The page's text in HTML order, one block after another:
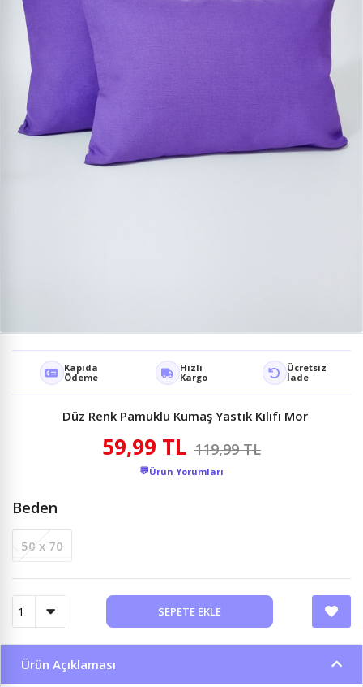
Kapıda
Ödeme
Hızlı
Kargo
Ücretsiz
İade
Düz Renk Pamuklu Kumaş Yastık Kılıfı Mor
59,99 TL 119,99 TL
💬Ürün Yorumları
Beden
50 x 70
SEPETE EKLE
Ürün Açıklaması